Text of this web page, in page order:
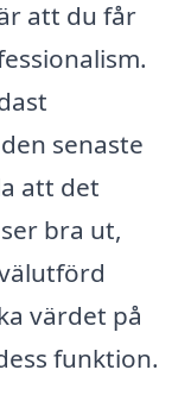
att du får
senaste
att det
bra ut,
värdet på
funktion.